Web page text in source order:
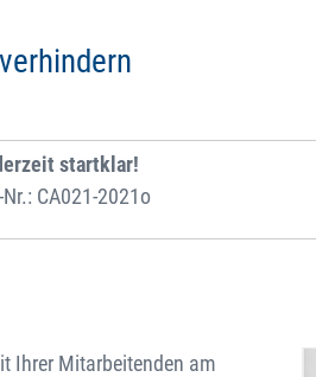
startklar!
Nr.: CA021-2021o
Ihrer Mitarbeitenden am